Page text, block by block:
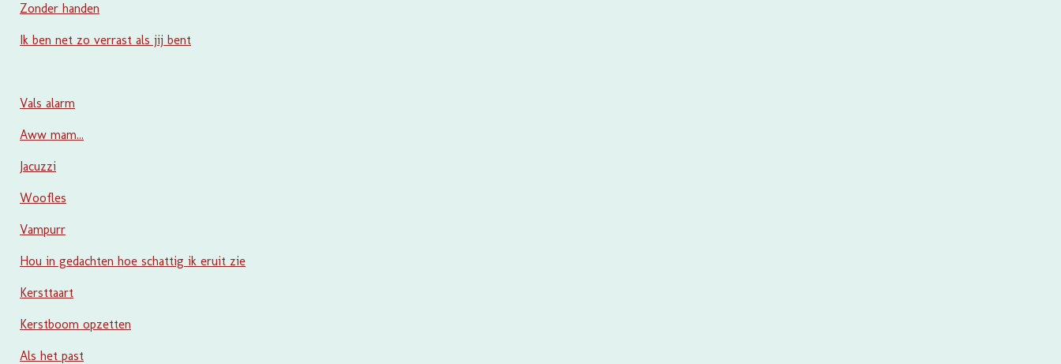
Zonder handen
Ik ben net zo verrast als jij bent
Vals alarm
Aww mam...
Jacuzzi
Woofles
Vampurr
Hou in gedachten hoe schattig ik eruit zie
Kersttaart
Kerstboom opzetten
Als het past